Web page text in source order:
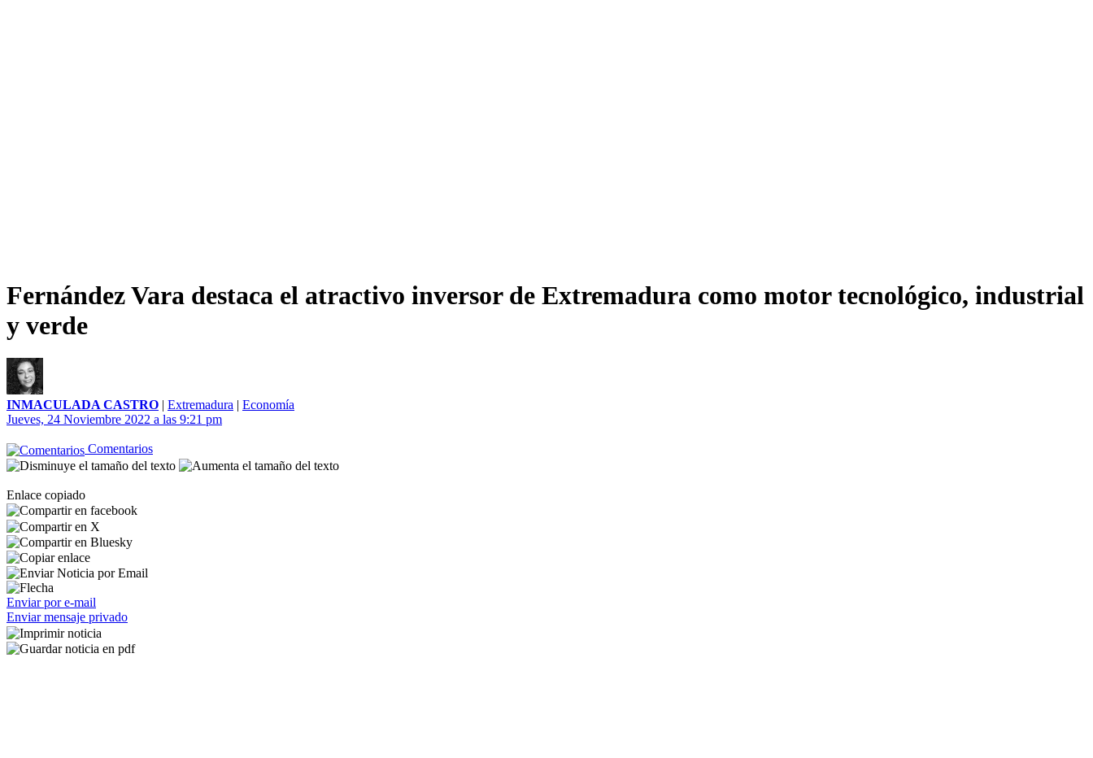
Fernández Vara destaca el atractivo inversor de Extremadura como motor tecnológico, industrial
y verde
INMACULADA CASTRO | Extremadura | Economía
Jueves, 24 Noviembre 2022 a las 9:21 pm
Comentarios
Enlace copiado
Enviar por e-mail
Enviar mensaje privado